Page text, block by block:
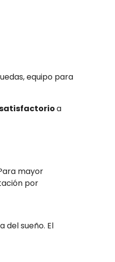
equipo para
a
mayor
por
del sueño. El